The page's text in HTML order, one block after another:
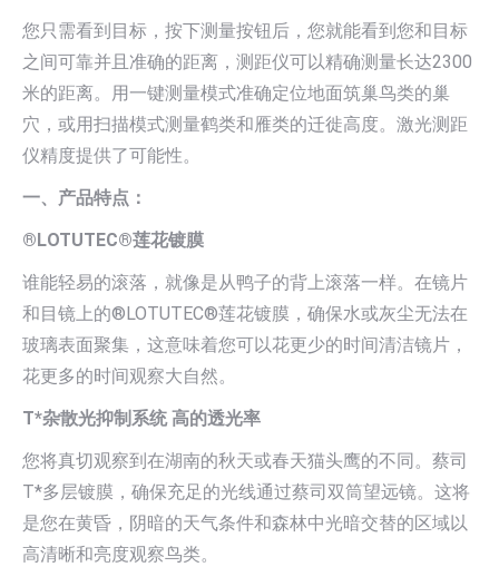
您只需看到目标，按下测量按钮后，您就能看到您和目标
之间可靠并且准确的距离，测距仪可以精确测量长达2300
米的距离。用一键测量模式准确定位地面筑巢鸟类的巢
穴，或用扫描模式测量鹤类和雁类的迁徙高度。激光测距
仪精度提供了可能性。
一、产品特点：
®LOTUTEC®莲花镀膜
谁能轻易的滚落，就像是从鸭子的背上滚落一样。在镜片
和目镜上的®LOTUTEC®莲花镀膜，确保水或灰尘无法在
玻璃表面聚集，这意味着您可以花更少的时间清洁镜片，
花更多的时间观察大自然。
T*杂散光抑制系统 高的透光率
您将真切观察到在湖南的秋天或春天猫头鹰的不同。蔡司
T*多层镀膜，确保充足的光线通过蔡司双筒望远镜。这将
是您在黄昏，阴暗的天气条件和森林中光暗交替的区域以
高清晰和亮度观察鸟类。